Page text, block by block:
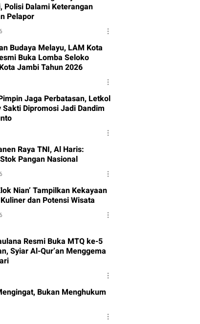
Polisi Dalami Keterangan
Pelapor
Budaya Melayu, LAM Kota
Buka Lomba Seloko
Jambi Tahun 2026
Jaga Perbatasan, Letkol
Sakti Dipromosi Jadi Dandim
Raya TNI, Al Haris:
Pangan Nasional
Nian’ Tampilkan Kekayaan
dan Potensi Wisata
Resmi Buka MTQ ke-5
Syiar Al-Qur’an Menggema
Bukan Menghukum